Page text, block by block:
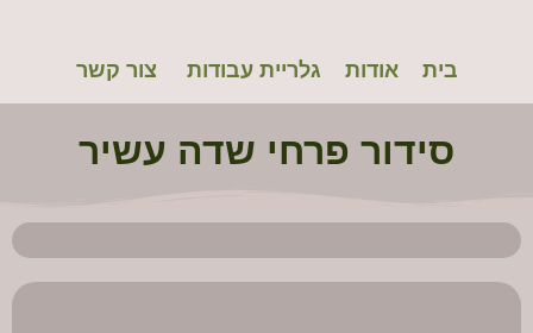
–
בית אודות גלריית עבודות צור קשר
סידור פרחי שדה עשיר